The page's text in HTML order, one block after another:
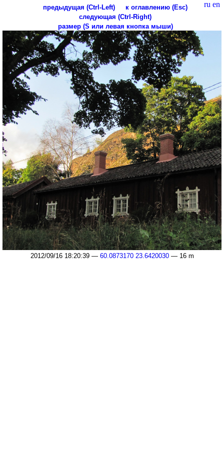
ru en
предыдущая (Ctrl-Left)
к оглавлению (Esc)
следующая (Ctrl-Right)
размер (S или левая кнопка мыши)
2012/09/16 18:20:39 — 60.0873170 23.6420030— 16 m